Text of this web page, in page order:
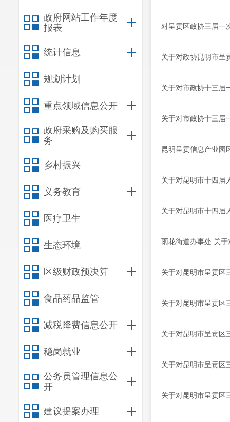
政府网站工作年度
报表
统计信息
规划计划
重点领域信息公开
政府采购及购买服
务
乡村振兴
义务教育
医疗卫生
生态环境
区级财政预决算
食品药品监管
减税降费信息公开
稳岗就业
公务员管理信息公
开
建议提案办理
对呈贡区政协三届一
关于对政协昆明市呈
关于对市政协十三届
关于对市政协十三届
昆明呈贡信息产业园
关于对昆明市十四届
关于对昆明市十四届
雨花街道办事处 关
关于对昆明市呈贡区
关于对昆明市呈贡区
关于对昆明市呈贡区
关于对昆明市呈贡区
关于对昆明市呈贡区